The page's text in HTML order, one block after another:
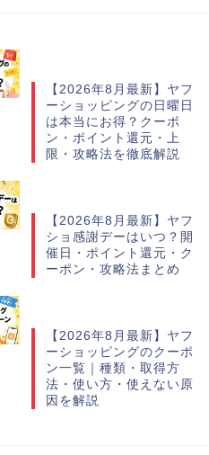
【2026年8月最新】ヤフ
ーショッピングの日曜日
は本当にお得？クーポ
ン・ポイント還元・上
限・攻略法を徹底解説
【2026年8月最新】ヤフ
ショ感謝デーはいつ？開
催日・ポイント還元・ク
ーポン・攻略法まとめ
【2026年8月最新】ヤフ
ーショッピングのクーポ
ン一覧｜種類・取得方
法・使い方・使えない原
因を解説